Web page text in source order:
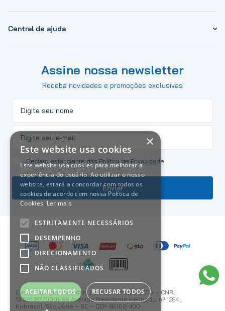
Central de ajuda
Assine nossa newsletter
Receba novidades e promoções exclusivas
Declaro estar ciente das Política de Privacidade
Enviar
Casas Da Água Materiais para Construção LTDA – CNPJ
13.501.187/0001-59 Avenida Presidente Kennedy, nº 1284 ,
Kobrasol, São José – SC – CEP: 88.102-400
×
Este website usa cookies
Este website usa cookies para melhorar a
experiência do usuário. Ao utilizar o nosso
website, estará a concordar com todos os
cookies de acordo com nossa Política de
Cookies. Ler mais
ESTRITAMENTE NECESSÁRIOS
DESEMPENHO
DIRECIONAMENTO
NÃO CLASSIFICADOS
ACEITAR TODOS RECUSAR TODOS